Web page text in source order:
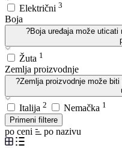
Električni 3
Boja
?Boja uređaja može uticati
Žuta 1
Zemlja proizvodnje
?Zemlja proizvodnje može
Italija 2 Nemačka 1
Primeni filtere
po ceni po nazivu